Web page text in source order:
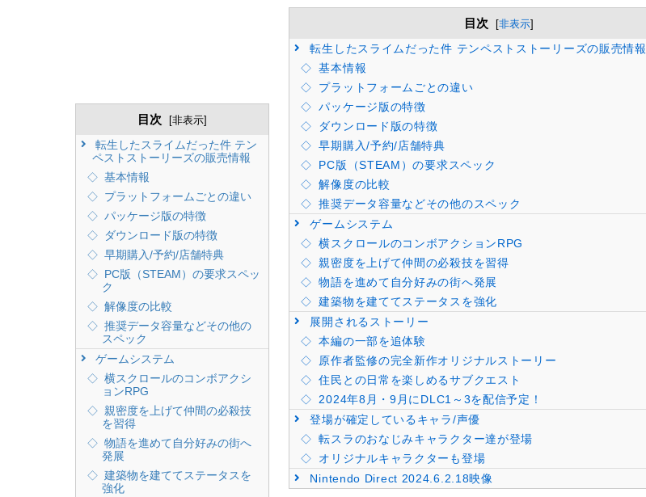
目次 [非表示]
転生したスライムだった件 テン
ペストストーリーズの販売情報
基本情報
プラットフォームごとの違い
パッケージ版の特徴
ダウンロード版の特徴
早期購入/予約/店舗特典
PC版（STEAM）の要求スペッ
ク
解像度の比較
推奨データ容量などその他の
スペック
ゲームシステム
横スクロールのコンボアクシ
ョンRPG
親密度を上げて仲間の必殺技
を習得
物語を進めて自分好みの街へ
発展
建築物を建ててステータスを
強化
目次 [非表示]
転生したスライムだった件 テンペストストーリーズの販売情報
基本情報
プラットフォームごとの違い
パッケージ版の特徴
ダウンロード版の特徴
早期購入/予約/店舗特典
PC版（STEAM）の要求スペック
解像度の比較
推奨データ容量などその他のスペック
ゲームシステム
横スクロールのコンボアクションRPG
親密度を上げて仲間の必殺技を習得
物語を進めて自分好みの街へ発展
建築物を建ててステータスを強化
展開されるストーリー
本編の一部を追体験
原作者監修の完全新作オリジナルストーリー
住民との日常を楽しめるサブクエスト
2024年8月・9月にDLC1～3を配信予定！
登場が確定しているキャラ/声優
転スラのおなじみキャラクター達が登場
オリジナルキャラクターも登場
Nintendo Direct 2024.6.2.18映像